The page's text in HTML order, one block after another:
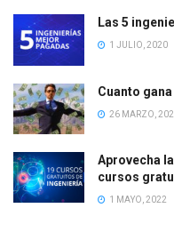
Las 5
1 JULIO, 2020
Cuanto
26 MARZO,
Aprovecha
cursos
1 MAYO, 2022